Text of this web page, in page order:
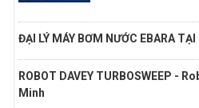
ĐẠI LÝ MÁY BƠM NƯỚC EBARA
ROBOT DAVEY TURBOSWEEP -
Minh